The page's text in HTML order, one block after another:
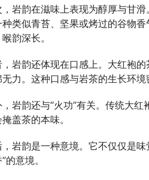
岩韵在滋味上表现为醇厚与甘
种类似青苔、坚果或烤过的谷物
韵深长。
岩韵还体现在口感上。大红袍
无力。这种口感与岩茶的生长环
，岩韵还与“火功”有关。传统大
盖茶的本味。
，岩韵是一种意境。它不仅仅是
的意境。